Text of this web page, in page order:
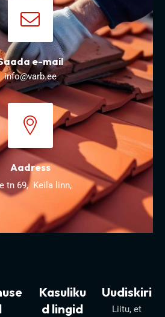
e-mail
info@varb.ee
Aadress
tn 69, Keila linn,
Kasuliku
d lingid
Uudiskiri
Liitu, et